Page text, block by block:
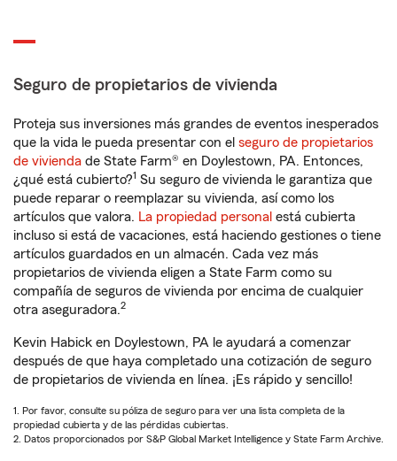
Seguro de propietarios de vivienda
Proteja sus inversiones más grandes de eventos inesperados
que la vida le pueda presentar con el seguro de propietarios
de vivienda de State Farm® en Doylestown, PA. Entonces,
¿qué está cubierto?1 Su seguro de vivienda le garantiza que
puede reparar o reemplazar su vivienda, así como los
artículos que valora. La propiedad personal está cubierta
incluso si está de vacaciones, está haciendo gestiones o tiene
artículos guardados en un almacén. Cada vez más
propietarios de vivienda eligen a State Farm como su
compañía de seguros de vivienda por encima de cualquier
otra aseguradora.2
Kevin Habick en Doylestown, PA le ayudará a comenzar
después de que haya completado una cotización de seguro
de propietarios de vivienda en línea. ¡Es rápido y sencillo!
1. Por favor, consulte su póliza de seguro para ver una lista completa de la
propiedad cubierta y de las pérdidas cubiertas.
2. Datos proporcionados por S&P Global Market Intelligence y State Farm Archive.